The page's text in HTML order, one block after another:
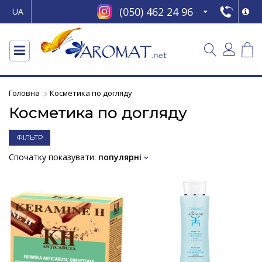
UA (050) 462 24 96
Головна Косметика по догляду
Косметика по догляду
ФІЛЬТР
Спочатку показувати: популярні